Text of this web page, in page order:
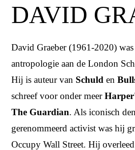
DAVID
David Graeber (1961-2020)
antropologie aan de London
Hij is auteur van Schuld en
schreef voor onder meer
The Guardian. Als iconisch
gerenommeerd activist was hij
Occupy Wall Street. Hij